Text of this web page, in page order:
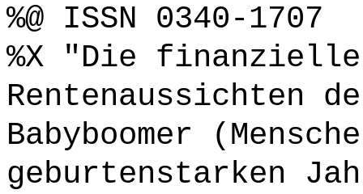
%@ ISSN 0340-1707
%X "Die
Rentenaussichten
Babyboomer
geburtenstarken